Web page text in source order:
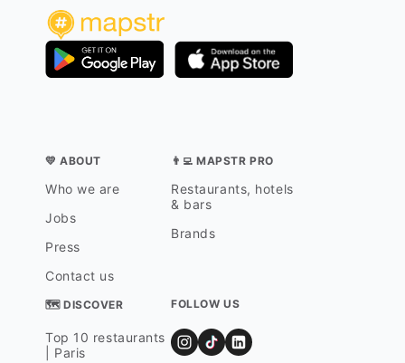
💛 ABOUT
Who we are
Jobs
Press
Contact us
👨‍💻 MAPSTR PRO
Restaurants, hotels
& bars
Brands
🗺 DISCOVER
Top 10 restaurants
| Paris
FOLLOW US